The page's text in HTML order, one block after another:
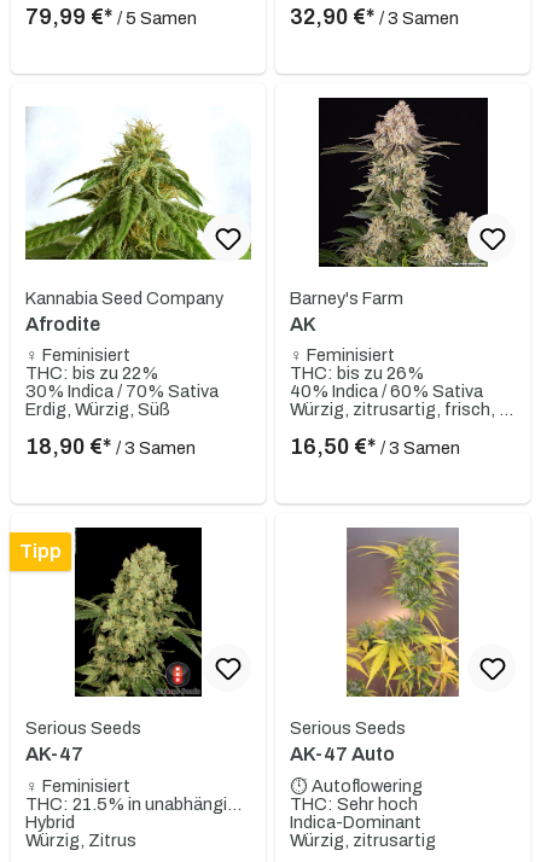
79,99 €* / 5 Samen 32,90 €* / 3 Samen
Kannabia Seed Company
Afrodite
♀ Feminisiert
THC: bis zu 22%
30% Indica / 70% Sativa
Erdig, Würzig, Süß
18,90 €* / 3 Samen
Barney's Farm
AK
♀ Feminisiert
THC: bis zu 26%
40% Indica / 60% Sativa
Würzig, zitrusartig, frisch, erdig
16,50 €* / 3 Samen
Tipp
Serious Seeds
AK-47
♀ Feminisiert
Hybrid
Würzig, Zitrus
Serious Seeds
AK-47 Auto
⏱ Autoflowering
THC: Sehr hoch
Indica-Dominant
Würzig, zitrusartig